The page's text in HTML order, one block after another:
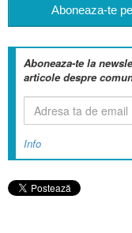
Aboneaza-te
Aboneaza-te la
articole despre
Info